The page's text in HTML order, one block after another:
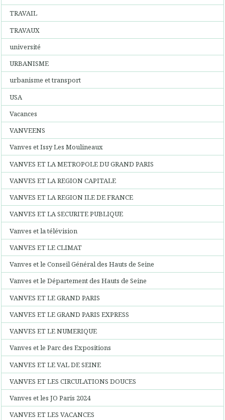
TRAVAIL
TRAVAUX
université
URBANISME
urbanisme et transport
USA
Vacances
VANVEENS
Vanves et Issy Les Moulineaux
VANVES ET LA METROPOLE DU GRAND PARIS
VANVES ET LA REGION CAPITALE
VANVES ET LA REGION ILE DE FRANCE
VANVES ET LA SECURITE PUBLIQUE
Vanves et la télévision
VANVES ET LE CLIMAT
Vanves et le Conseil Général des Hauts de Seine
Vanves et le Département des Hauts de Seine
VANVES ET LE GRAND PARIS
VANVES ET LE GRAND PARIS EXPRESS
VANVES ET LE NUMERIQUE
Vanves et le Parc des Expositions
VANVES ET LE VAL DE SEINE
VANVES ET LES CIRCULATIONS DOUCES
Vanves et les JO Paris 2024
VANVES ET LES VACANCES